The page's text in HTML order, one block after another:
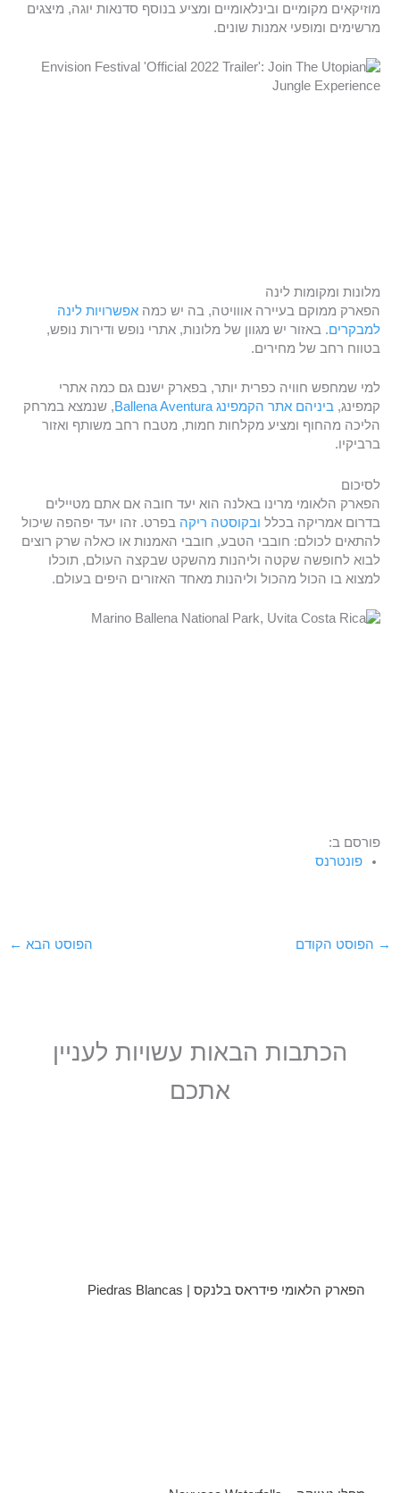
מוזיקאים מקומיים ובינלאומיים ומציע בנוסף סדנאות יוגה, מיצגים
מרשימים ומופעי אמנות שונים.
מלונות ומקומות לינה
הפארק ממוקם בעיירה אווויטה, בה יש כמהאפשרויות לינה
למבקרים. באזור יש מגוון של מלונות, אתרי נופש ודירות נופש,
בטווח רחב של מחירים.
למי שמחפש חוויה כפרית יותר, בפארק ישנם גם כמה אתרי
קמפינג, ביניהם אתר הקמפינג Ballena Aventura
, שנמצא במרחק
הליכה מהחוף ומציע מקלחות חמות, מטבח רחב משותף ואזור
ברביקיו.
לסיכום
הפארק הלאומי מרינו באלנה הוא יעד חובה אם אתם מטיילים
בדרום אמריקה בכלל ובקוסטה ריקה בפרט. זהו יעד יפהפה שיכול
להתאים לכולם: חובבי הטבע, חובבי האמנות או כאלה שרק רוצים
לבוא לחופשה שקטה וליהנות מהשקט שבקצה העולם, תוכלו
למצוא בו הכול מהכול וליהנות מאחד האזורים היפים בעולם.
פורסם ב:
פונטרנס
→ הפוסט הקודם הפוסט הבא ←
הכתבות הבאות עשויות לעניין
אתכם
הפארק הלאומי פידראס בלנקס | Piedras Blancas